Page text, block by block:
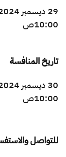
29 ديسمبر 2024م
10:00ص
تاريخ المنافسة
30 ديسمبر 2024م
10:00ص ​
للتواصل